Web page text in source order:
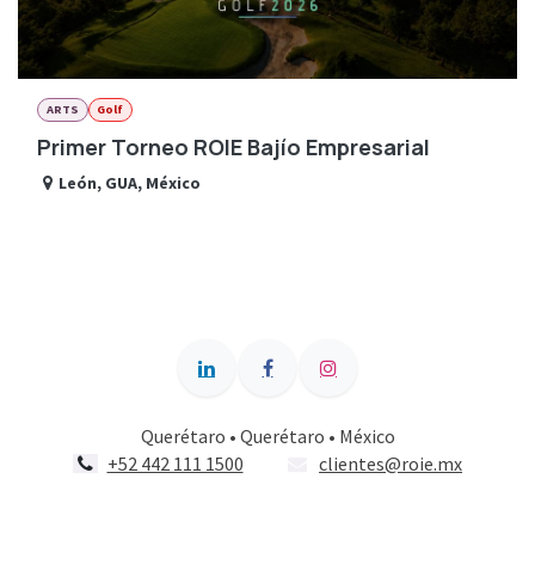
ARTS Golf
Primer Torneo ROIE Bajío Empresarial
León, GUA, México
Querétaro • Querétaro • México
+52 442 111 1500
clientes@roie.mx